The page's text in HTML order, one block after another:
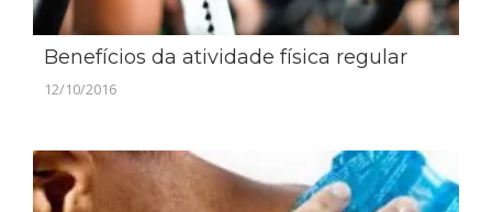
Benefícios da atividade física regular
12/10/2016